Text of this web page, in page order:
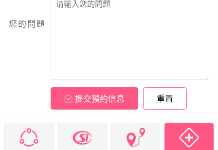
您的問題
提交預約信息 重置